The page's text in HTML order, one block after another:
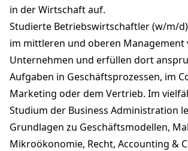
in der Wirtschaft auf.
Studierte Betriebswirtschaftler (w/m/
im mittleren und oberen Management
Unternehmen und erfüllen dort
Aufgaben in Geschäftsprozessen, im
Marketing oder dem Vertrieb. Im
Studium der Business Administration
Grundlagen zu Geschäftsmodellen,
Mikroökonomie, Recht, Accounting &